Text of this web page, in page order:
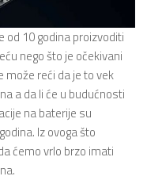
od 10 godina proizvoditi
nego što je očekivani
može reći da je to vek
a da li će u budućnosti
na baterije su
Iz ovoga što
ćemo vrlo brzo imati